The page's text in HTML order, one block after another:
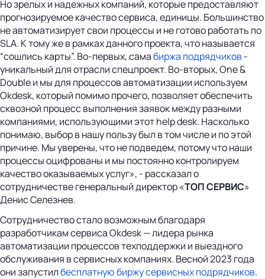
Но зрелых и надежных компаний, которые предоставляют
прогнозируемое качество сервиса, единицы. Большинство
не автоматизирует свои процессы и не готово работать по
SLA. К тому же в рамках данного проекта, что называется
“сошлись карты”. Во-первых, самабиржа подрядчиков -
уникальный для отрасли спецпроект. Во-вторых, One &
Double и мы для процессов автоматизации используем
Okdesk, который помимо прочего, позволяет обеспечить
сквозной процесс выполнения заявок между разными
компаниями, использующими этот help desk. Насколько
понимаю, выбор в нашу пользу был в том числе и по этой
причине. Мы уверены, что не подведем, потому что наши
процессы оцифрованы и мы постоянно контролируем
качество оказываемых услуг», - рассказал о
сотрудничестве генеральный директор «ТОП СЕРВИС»
Денис Селезнев.
Сотрудничество стало возможным благодаря
разработчикам сервиса Okdesk — лидера рынка
автоматизации процессов техподдержки и выездного
обслуживания в сервисных компаниях. Весной 2023 года
они запустилбесплатную биржу сервисных подрядчиков.